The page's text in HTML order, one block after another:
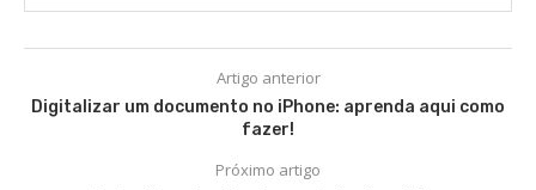
Artigo anterior
Digitalizar um documento no iPhone: aprenda aqui como
fazer!
Próximo artigo